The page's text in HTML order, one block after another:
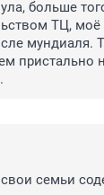
больше
ТЦ,
мундиаля.
пристально
семьи